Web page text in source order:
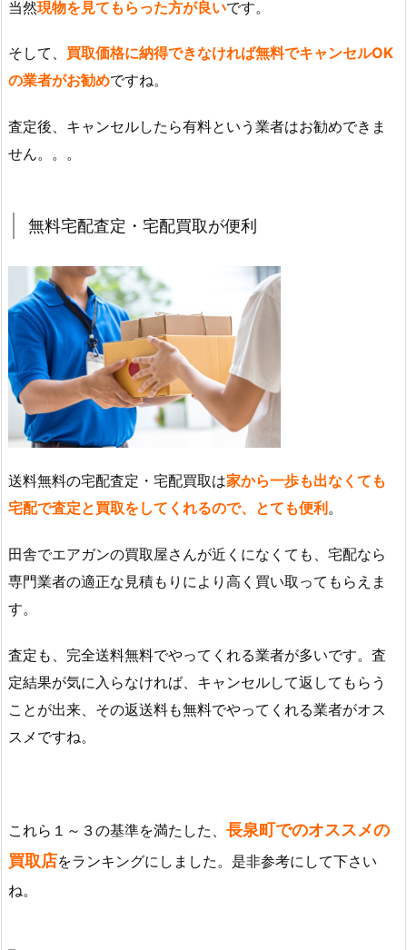
当然現物を見てもらった方が良いです。
そして、 買取価格に納得できなければ無料でキャンセルOK
の業者がお勧めですね。
査定後、キャンセルしたら有料という業者はお勧めできま
せん。。。
無料宅配査定・宅配買取が便利
送料無料の宅配査定・宅配買取は家から一歩も出なくても
宅配で査定と買取をしてくれるので、とても便利。
田舎でエアガンの買取屋さんが近くになくても、宅配なら
専門業者の適正な見積もりにより高く買い取ってもらえま
す。
査定も、完全送料無料でやってくれる業者が多いです。査
定結果が気に入らなければ、キャンセルして返してもらう
ことが出来、その返送料も無料でやってくれる業者がオス
スメですね。
これら１～３の基準を満たした、 長泉町でのオススメの
買取店をランキングにしました。是非参考にして下さい
ね。